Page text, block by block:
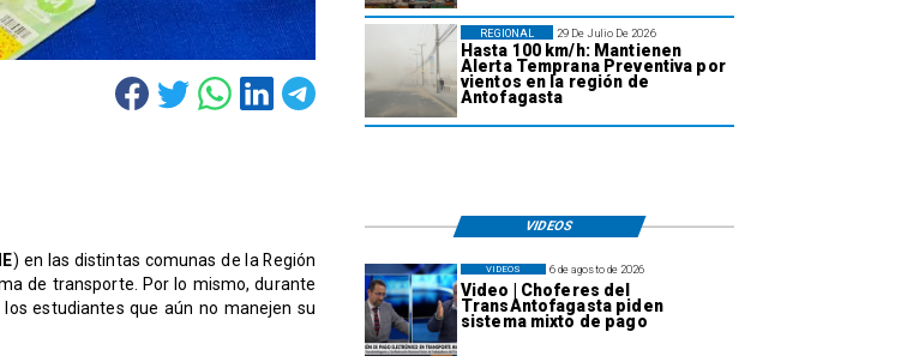
29 De Julio De 2026
Hasta 100 km/h: Mantienen
Alerta Temprana Preventiva por
vientos en la región de
Antofagasta
REGIONAL
) en las distintas comunas de la Región
de transporte. Por lo mismo, durante
estudiantes que aún no manejen su
VIDEOS
6 de agosto de 2026
Video | Choferes del
TransAntofagasta piden
sistema mixto de pago
VIDEOS